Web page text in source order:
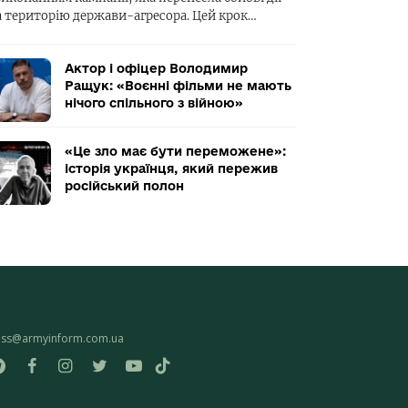
територію держави-агресора. Цей крок…
Актор і офіцер Володимир
Ращук: «Воєнні фільми не мають
нічого спільного з війною»
«Це зло має бути переможене»:
історія українця, який пережив
російський полон